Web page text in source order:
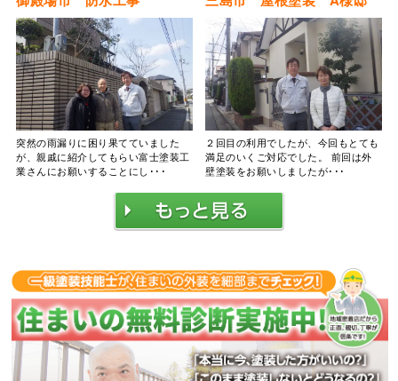
突然の雨漏りに困り果てていました
が、親戚に紹介してもらい富士塗装工
業さんにお願いすることにし･･･
２回目の利用でしたが、今回もとても
満足のいくご対応でした。 前回は外
壁塗装をお願いしましたが･･･